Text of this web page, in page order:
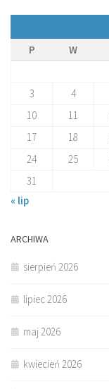
P
W
3
4
10
11
17
18
24
25
31
« lip
ARCHIWA
sierpień 2026
lipiec 2026
maj 2026
kwiecień 2026